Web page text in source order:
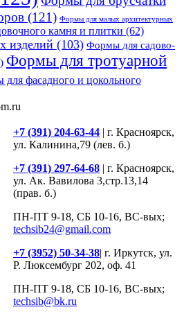
(121) Формы для малых архитектурных
камня и плитки (62)
изделий (103) Формы для садово-
Формы для тротуарной
фасадного и цокольного
+7 (391) 204-63-44 | г. Красноярск,
ул. Калинина,79 (лев. б.)
+7 (391) 297-64-68 | г. Красноярск,
ул. Ак. Вавилова 3,стр.13,14
(прав. б.)
ПН-ПТ 9-18, СБ 10-16, ВС-вых;
techsib24@gmail.com
+7 (3952) 50-34-38| г. Иркутск, ул.
Р. Люксембург 202, оф. 41
ПН-ПТ 9-18, СБ 10-16, ВС-вых;
techsib@bk.ru